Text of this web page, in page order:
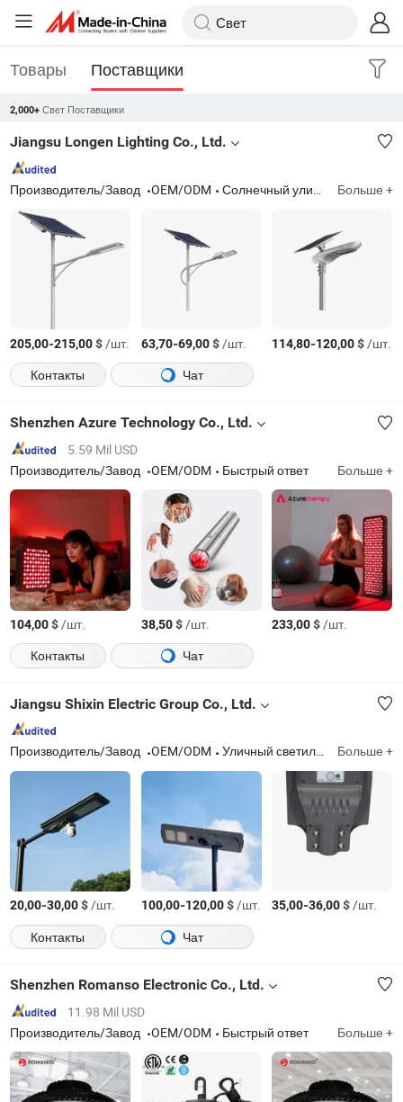
Товары Поставщики
2,000+ Свет Поставщики
Jiangsu Longen Lighting Co., Ltd.
Производитель/Завод OEM/ODM Солнечный уличный светильник, AC уличный светильник Больше +
205,00-215,00$/шт. 63,70-69,00$/шт. 114,80-120,00$/шт.
Контакты
Чат
Shenzhen Azure Technology Co., Ltd.
5.59 Mil USD
Производитель/Завод
OEM/ODM Быстрый ответ Больше +
104,00$/шт. 38,50$/шт. 233,00$/шт.
Контакты
Чат
Jiangsu Shixin Electric Group Co., Ltd.
Производитель/Завод OEM/ODM Уличный светильник, столб для лампы Больше +
20,00-30,00$/шт. 100,00-120,00$/шт. 35,00-36,00$/шт.
Контакты
Чат
Shenzhen Romanso Electronic Co., Ltd.
11.98 Mil USD
Производитель/Завод
OEM/ODM Быстрый ответ Больше +